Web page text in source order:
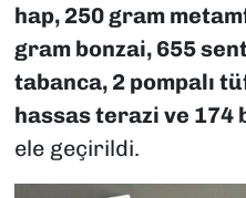
hap, 250 gram
gram bonzai, 655
tabanca, 2 pompalı
hassas terazi ve 174
ele geçirildi.